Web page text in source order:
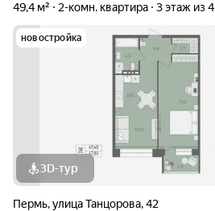
49,4 м² 2-комн. квартира 3 этаж из 4
новостройка
3D-тур
Пермь,улица Танцорова,42